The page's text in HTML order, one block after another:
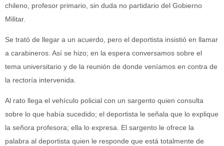
chileno, profesor primario, sin duda no partidario del Gobierno
Militar.
Se trató de llegar a un acuerdo, pero el deportista insistió en llamar
a carabineros. Así se hizo; en la espera conversamos sobre el
tema universitario y de la reunión de donde veníamos en contra de
la rectoría intervenida.
Al rato llega el vehículo policial con un sargento quien consulta
sobre lo que había sucedido; el deportista le señala que lo explique
la señora profesora; ella lo expresa. El sargento le ofrece la
palabra al deportista quien le responde que está totalmente de